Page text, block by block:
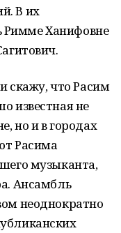
В их
Ханифовне
скажу, что Расим
известная не
но и в городах
Расима
музыканта,
Ансамбль
неоднократно